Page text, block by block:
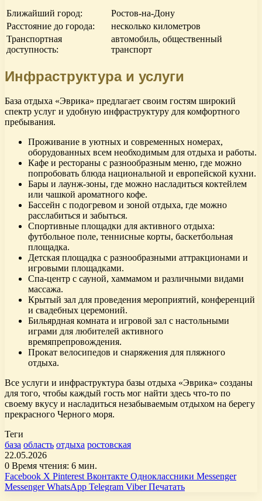
Ближайший город:
Ростов-на-Дону
Расстояние до города:
несколько километров
Транспортная
доступность:
автомобиль, общественный
транспорт
Инфраструктура и услуги
База отдыха «Эврика» предлагает своим гостям широкий
спектр услуг и удобную инфраструктуру для комфортного
пребывания.
Проживание в уютных и современных номерах,
оборудованных всем необходимым для отдыха и работы.
Кафе и рестораны с разнообразным меню, где можно
попробовать блюда национальной и европейской кухни.
Бары и лаунж-зоны, где можно насладиться коктейлем
или чашкой ароматного кофе.
Бассейн с подогревом и зоной отдыха, где можно
расслабиться и забыться.
Спортивные площадки для активного отдыха:
футбольное поле, теннисные корты, баскетбольная
площадка.
Детская площадка с разнообразными аттракционами и
игровыми площадками.
Спа-центр с сауной, хаммамом и различными видами
массажа.
Крытый зал для проведения мероприятий, конференций
и свадебных церемоний.
Бильярдная комната и игровой зал с настольными
играми для любителей активного
времяпрепровождения.
Прокат велосипедов и снаряжения для пляжного
отдыха.
Все услуги и инфраструктура базы отдыха «Эврика» созданы
для того, чтобы каждый гость мог найти здесь что-то по
своему вкусу и насладиться незабываемым отдыхом на берегу
прекрасного Черного моря.
Теги
база область отдыха ростовская
22.05.2026
0 Время чтения: 6 мин.
Facebook X Pinterest Вконтакте Одноклассники Messenger
Messenger WhatsApp Telegram Viber Печатать